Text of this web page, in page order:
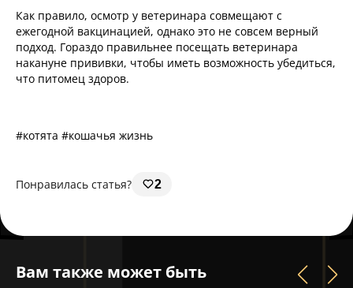
Как правило, осмотр у ветеринара совмещают с
ежегодной вакцинацией, однако это не совсем верный
подход. Гораздо правильнее посещать ветеринара
накануне прививки, чтобы иметь возможность убедиться,
что питомец здоров.
#котята #кошачья жизнь
Понравилась статья? 2
Вам также может быть